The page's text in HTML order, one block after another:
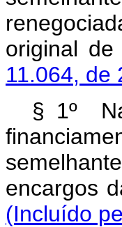
original
11.064, de
§ 1º
encargos
(Incluído